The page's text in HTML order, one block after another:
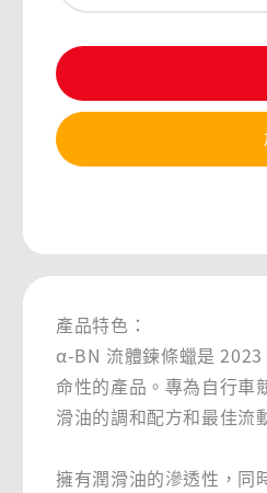
產品特色：
α-BN 流體鍊條蠟是 2023
命性的產品。專為自行車
滑油的調和配方和最佳流
擁有潤滑油的滲透性，同